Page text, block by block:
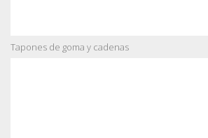
Tapones de goma y cadenas